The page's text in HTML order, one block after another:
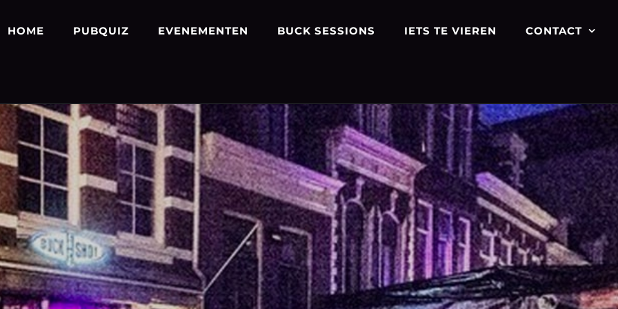
HOME PUBQUIZ EVENEMENTEN BUCK SESSIONS IETS TE VIEREN CONTACT